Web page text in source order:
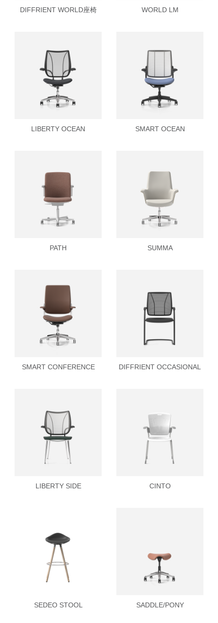
忘记密码
DIFFRIENT WORLD座椅 WORLD LM
LIBERTY OCEAN SMART OCEAN
PATH SUMMA
SMART CONFERENCE DIFFRIENT OCCASIONAL
LIBERTY SIDE CINTO
SEDEO STOOL SADDLE/PONY